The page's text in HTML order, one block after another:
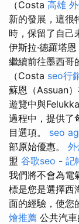
（Costa 高雄
新的發展，這很
時，保留了自己
伊斯拉·德羅塔
繼續前往墨西哥
（Costa seo行
蘇恩（Assuan
遊覽中與
過程中，提供了
目選項。 seo
部原始優惠。
盟 谷歌seo - 記
我們將不會為電
標是您是選擇西
面的經驗，使您
燴推薦 公共汽